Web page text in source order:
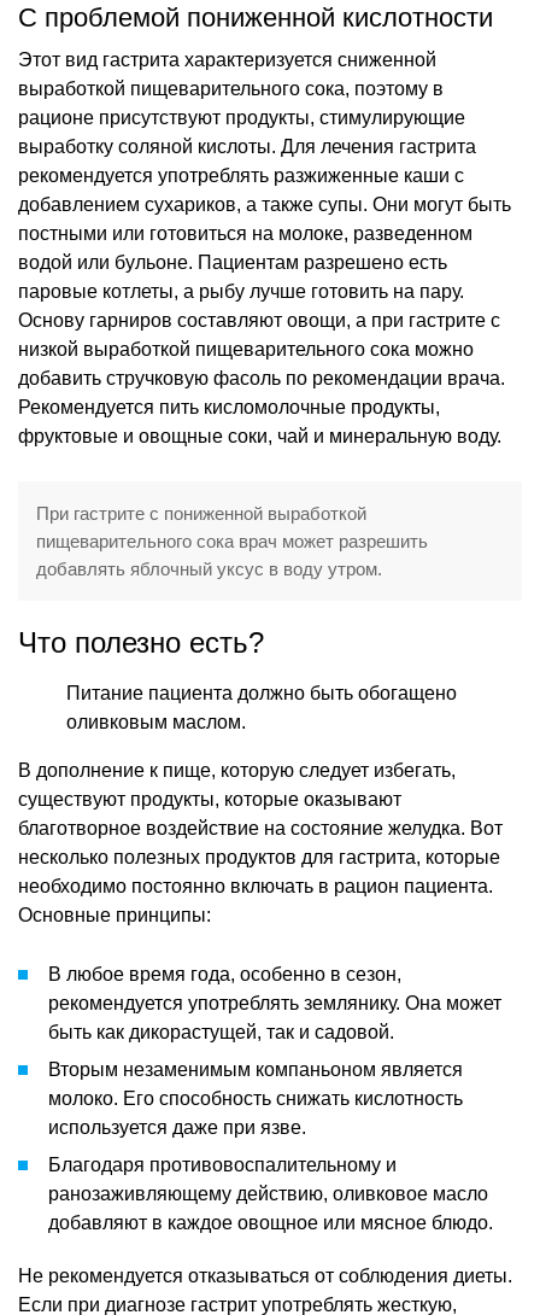
С проблемой пониженной кислотности
Этот вид гастрита характеризуется сниженной
выработкой пищеварительного сока, поэтому в
рационе присутствуют продукты, стимулирующие
выработку соляной кислоты. Для лечения гастрита
рекомендуется употреблять разжиженные каши с
добавлением сухариков, а также супы. Они могут быть
постными или готовиться на молоке, разведенном
водой или бульоне. Пациентам разрешено есть
паровые котлеты, а рыбу лучше готовить на пару.
Основу гарниров составляют овощи, а при гастрите с
низкой выработкой пищеварительного сока можно
добавить стручковую фасоль по рекомендации врача.
Рекомендуется пить кисломолочные продукты,
фруктовые и овощные соки, чай и минеральную воду.
При гастрите с пониженной выработкой
пищеварительного сока врач может разрешить
добавлять яблочный уксус в воду утром.
Что полезно есть?
Питание пациента должно быть обогащено
оливковым маслом.
В дополнение к пище, которую следует избегать,
существуют продукты, которые оказывают
благотворное воздействие на состояние желудка. Вот
несколько полезных продуктов для гастрита, которые
необходимо постоянно включать в рацион пациента.
Основные принципы:
В любое время года, особенно в сезон,
рекомендуется употреблять землянику. Она может
быть как дикорастущей, так и садовой.
Вторым незаменимым компаньоном является
молоко. Его способность снижать кислотность
используется даже при язве.
Благодаря противовоспалительному и
ранозаживляющему действию, оливковое масло
добавляют в каждое овощное или мясное блюдо.
Не рекомендуется отказываться от соблюдения диеты.
Если при диагнозе гастрит употреблять жесткую,